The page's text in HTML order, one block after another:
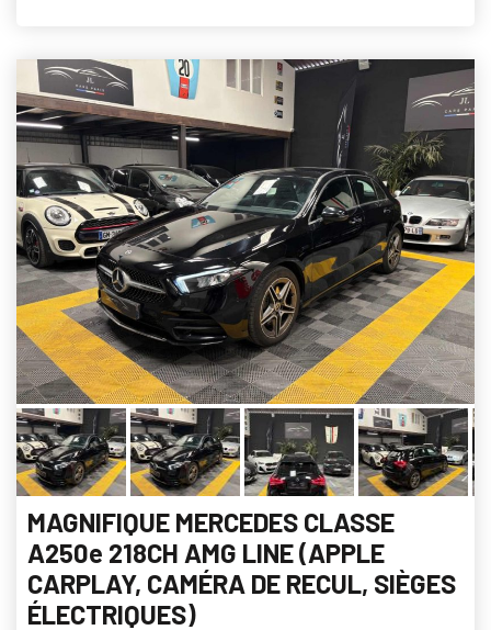
MAGNIFIQUE MERCEDES CLASSE
A250e 218CH AMG LINE (APPLE
CARPLAY, CAMÉRA DE RECUL, SIÈGES
ÉLECTRIQUES)